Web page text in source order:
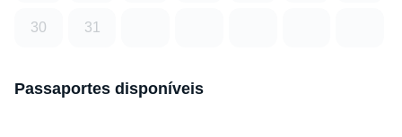
30 31
Passaportes disponíveis